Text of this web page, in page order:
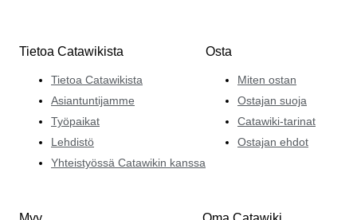
Tietoa Catawikista
Tietoa Catawikista
Asiantuntijamme
Työpaikat
Lehdistö
Yhteistyössä Catawikin kanssa
Osta
Miten ostan
Ostajan suoja
Catawiki-tarinat
Ostajan ehdot